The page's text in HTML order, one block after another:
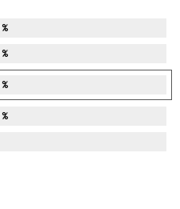
%
%
%
%